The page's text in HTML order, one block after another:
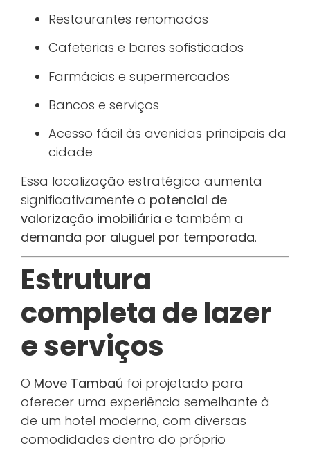
Restaurantes renomados
Cafeterias e bares sofisticados
Farmácias e supermercados
Bancos e serviços
Acesso fácil às avenidas principais da
cidade
Essa localização estratégica aumenta
significativamente o potencial de
valorização imobiliária e também a
demanda por aluguel por temporada.
Estrutura
completa de lazer
e serviços
O Move Tambaú foi projetado para
oferecer uma experiência semelhante à
de um hotel moderno, com diversas
comodidades dentro do próprio